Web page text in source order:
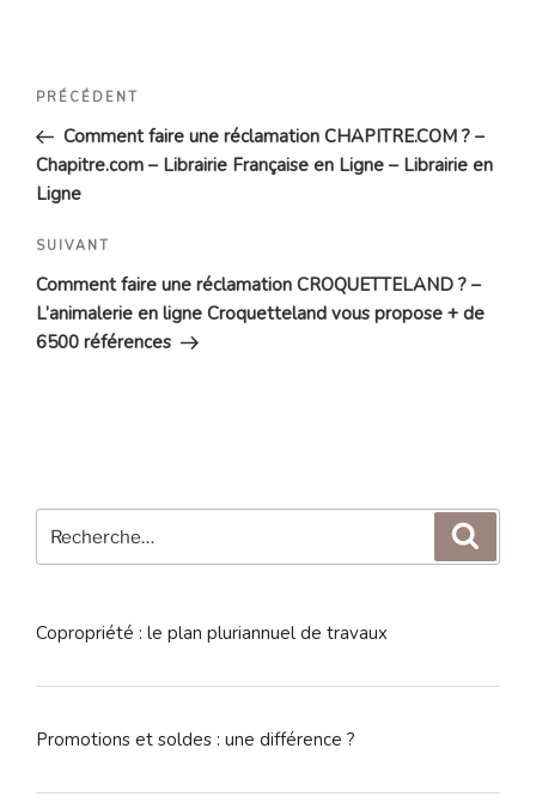
Navigation
l’article
Article
précédent
PRÉCÉDENT
Comment faire une réclamation CHAPITRE.COM ? –
Chapitre.com – Librairie Française en Ligne – Librairie en
Ligne
Article
suivant
SUIVANT
Comment faire une réclamation CROQUETTELAND ? –
L’animalerie en ligne Croquetteland vous propose + de
6500 références
pour
Copropriété : le plan pluriannuel de travaux
Promotions et soldes : une différence ?